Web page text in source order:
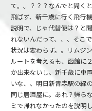
て。。？？？なんでと聞く
飛ばず、新千歳に行く飛行
説明で、じゃ代替便は？と
れないんだって、、、そこ
状況は変わらず。。リムジ
ルートを考えるも、函館に
か出来ないし、新千歳に車
いな、、明日新青森駅の緑
同じ居酒屋に。あれ？帰ら
ミで帰れなかったのを説明